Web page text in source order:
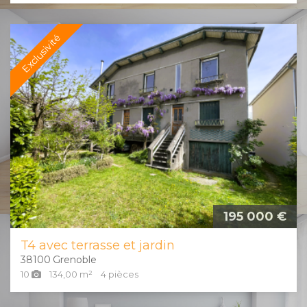
Exclusivité
195 000 €
T4 avec terrasse et jardin
Grenoble
38100
10 134,00 m² 4 pièces